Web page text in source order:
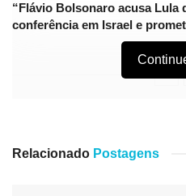
“Flávio Bolsonaro acusa Lula
conferência em Israel e
fabricação do robô Pepper,
Relacionado Postagens